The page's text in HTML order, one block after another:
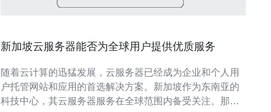
新加坡云服务器能否为全球用户提供优质服务
随着云计算的迅猛发展，云服务器已经成为企业和个人用
户托管网站和应用的首选解决方案。新加坡作为东南亚的
科技中心，其云服务器服务在全球范围内备受关注。那